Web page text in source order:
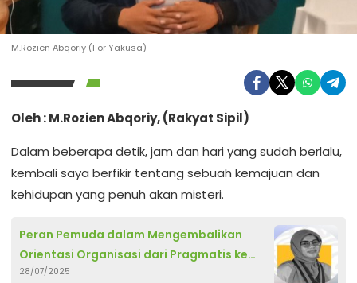
M.Rozien Abqoriy (For Yakusa)
Oleh : M.Rozien Abqoriy, (Rakyat Sipil)
Dalam beberapa detik, jam dan hari yang sudah berlalu,
kembali saya berfikir tentang sebuah kemajuan dan
kehidupan yang penuh akan misteri.
Peran Pemuda dalam Mengembalikan
Orientasi Organisasi dari Pragmatis ke
Humanisme
28/07/2025